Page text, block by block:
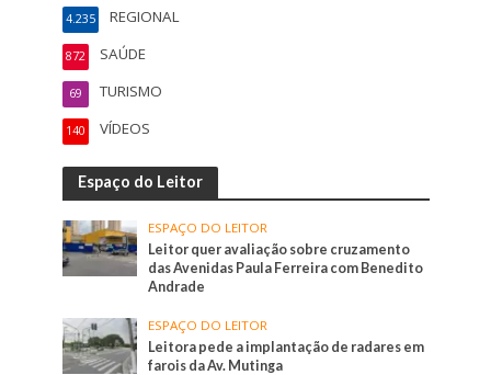
REGIONAL
4.235
SAÚDE
872
TURISMO
69
VÍDEOS
140
Espaço do Leitor
ESPAÇO DO LEITOR
Leitor quer avaliação sobre cruzamento
das Avenidas Paula Ferreira com Benedito
Andrade
ESPAÇO DO LEITOR
Leitora pede a implantação de radares em
farois da Av. Mutinga